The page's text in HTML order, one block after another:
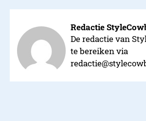
Redactie
De redactie van
te bereiken via